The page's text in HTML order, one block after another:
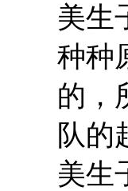
美生
种种
的，
队的
美生